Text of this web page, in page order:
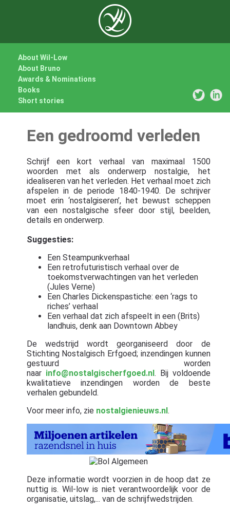
About Wil-Low
About Bruno
Awards & Nominations
Books
Short stories
Een gedroomd verleden
Schrijf een kort verhaal van maximaal 1500
woorden met als onderwerp nostalgie, het
idealiseren van het verleden. Het verhaal moet zich
afspelen in de periode 1840-1940. De schrijver
moet erin ‘nostalgiseren’, het bewust scheppen
van een nostalgische sfeer door stijl, beelden,
details en onderwerp.
Suggesties:
Een Steampunkverhaal
Een retrofuturistisch verhaal over de
toekomstverwachtingen van het verleden
(Jules Verne)
Een Charles Dickenspastiche: een ‘rags to
riches’ verhaal
Een verhaal dat zich afspeelt in een (Brits)
landhuis, denk aan Downtown Abbey
De wedstrijd wordt georganiseerd door de
Stichting Nostalgisch Erfgoed; inzendingen kunnen
gestuurd worden
naar info@nostalgischerfgoed.nl. Bij voldoende
kwalitatieve inzendingen worden de beste
verhalen gebundeld.
Voor meer info, zie nostalgienieuws.nl.
Deze informatie wordt voorzien in de hoop dat ze
nuttig is. Wil-low is niet verantwoordelijk voor de
organisatie, uitslag,... van de schrijfwedstrijden.